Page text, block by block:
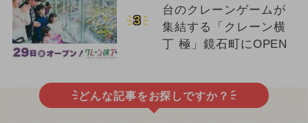
3
台のクレーンゲームが
集結する「クレーン横
丁 極」鏡石町にOPEN
どんな記事をお探しですか？